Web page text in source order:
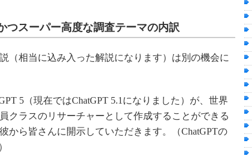
つスーパー高度な調査テーマの内訳
（相当に込み入った解説になります）は別の機会に
5（現在ではChatGPT 5.1になりました）が、世界
クラスのリサーチャーとして作成することができる
から皆さんに開示していただきます。（ChatGPTの